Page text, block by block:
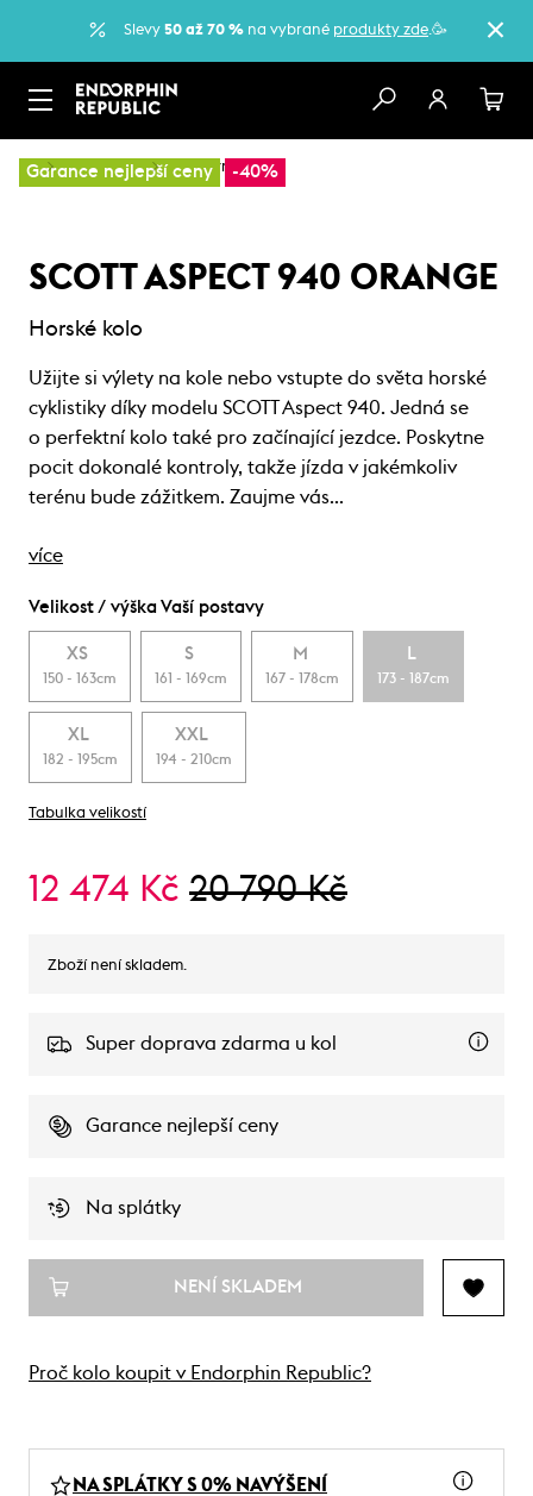
Slevy 50 až 70 % na vybrané produkty zde.🥳
Garance nejlepší ceny -40%
… Horská kola Sportovní kola
SCOTT ASPECT 940 ORANGE
Horské kolo
Užijte si výlety na kole nebo vstupte do světa horské
cyklistiky díky modelu SCOTT Aspect 940. Jedná se
o perfektní kolo také pro začínající jezdce. Poskytne
pocit dokonalé kontroly, takže jízda v jakémkoliv
terénu bude zážitkem. Zaujme vás…
více
Velikost / výška Vaší postavy
XS
150 - 163cm
S
161 - 169cm
M
167 - 178cm
L
173 - 187cm
XL
182 - 195cm
XXL
194 - 210cm
Tabulka velikostí
12 474 Kč 20 790 Kč
Zboží není skladem.
Super doprava zdarma u kol
Garance nejlepší ceny
Na splátky
NENÍ SKLADEM
Proč kolo koupit v Endorphin Republic?
NA SPLÁTKY S 0% NAVÝŠENÍ